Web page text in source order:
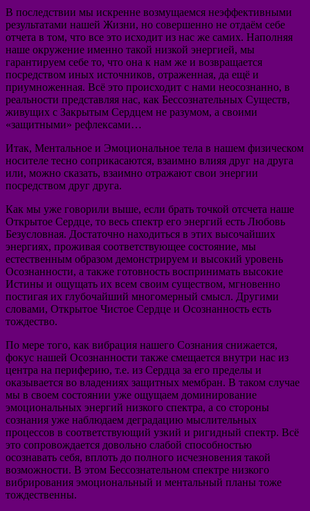
В последствии мы искренне возмущаемся неэффективными
результатами нашей Жизни, но совершенно не отдаём себе
отчета в том, что все это исходит из нас же самих. Наполняя
наше окружение именно такой низкой энергией, мы
гарантируем себе то, что она к нам же и возвращается
посредством иных источников, отраженная, да ещё и
приумноженная. Всё это происходит с нами неосознанно, в
реальности представляя нас, как Бессознательных Существ,
живущих с Закрытым Сердцем не разумом, а своими
«защитными» рефлексами…
Итак, Ментальное и Эмоциональное тела в нашем физическом
носителе тесно соприкасаются, взаимно влияя друг на друга
или, можно сказать, взаимно отражают свои энергии
посредством друг друга.
Как мы уже говорили выше, если брать точкой отсчета наше
Открытое Сердце, то весь спектр его энергий есть Любовь
Безусловная. Достаточно находиться в этих высочайших
энергиях, проживая соответствующее состояние, мы
естественным образом демонстрируем и высокий уровень
Осознанности, а также готовность воспринимать высокие
Истины и ощущать их всем своим существом, мгновенно
постигая их глубочайший многомерный смысл. Другими
словами, Открытое Чистое Сердце и Осознанность есть
тождество.
По мере того, как вибрация нашего Сознания снижается,
фокус нашей Осознанности также смещается внутри нас из
центра на периферию, т.е. из Сердца за его пределы и
оказывается во владениях защитных мембран. В таком случае
мы в своем состоянии уже ощущаем доминирование
эмоциональных энергий низкого спектра, а со стороны
сознания уже наблюдаем деградацию мыслительных
процессов в соответствующий узкий и ригидный спектр. Всё
это сопровождается довольно слабой способностью
осознавать себя, вплоть до полного исчезновения такой
возможности. В этом Бессознательном спектре низкого
вибрирования эмоциональный и ментальный планы тоже
тождественны.